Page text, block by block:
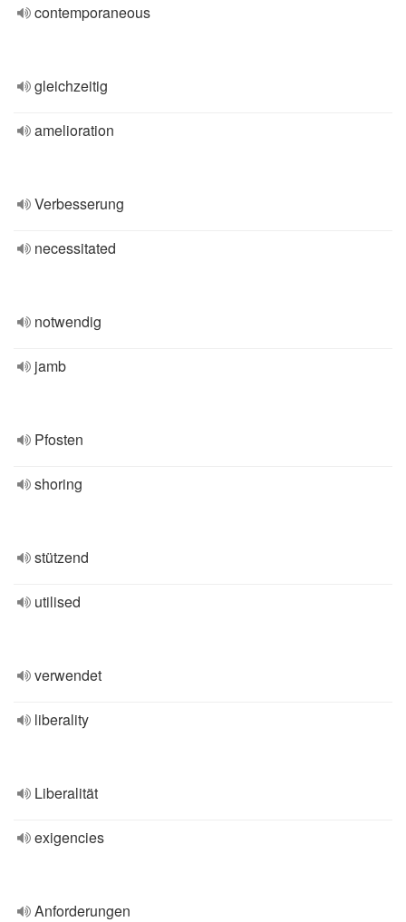
contemporaneous
gleichzeitig
amelioration
Verbesserung
necessitated
notwendig
jamb
Pfosten
shoring
stützend
utilised
verwendet
liberality
Liberalität
exigencies
Anforderungen